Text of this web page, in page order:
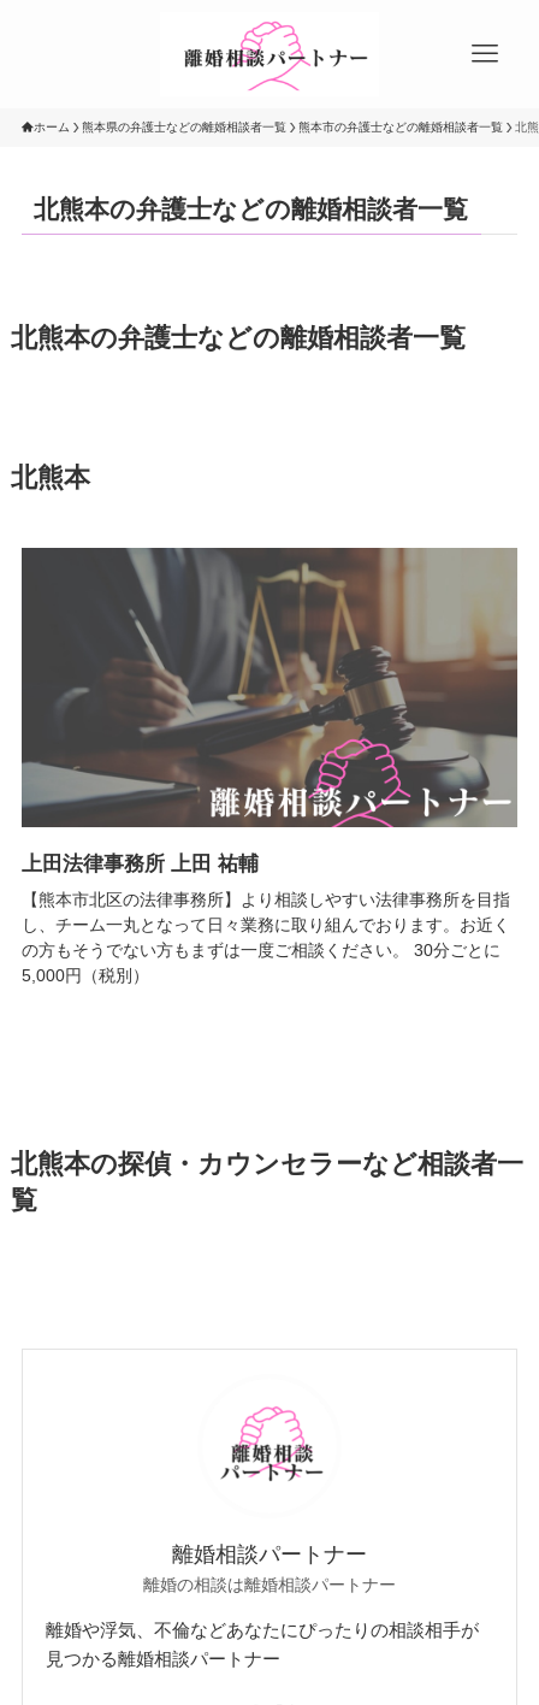
ホーム 熊本県の弁護士などの離婚相談者一覧 熊本市の弁護士などの離婚相談者一覧 北
北熊本の弁護士などの離婚相談者一覧
北熊本の弁護士などの離婚相談者一覧
北熊本
上田法律事務所 上田 祐輔
【熊本市北区の法律事務所】より相談しやすい法律事務所を目指
し、チーム一丸となって日々業務に取り組んでおります。お近く
の方もそうでない方もまずは一度ご相談ください。 30分ごとに
5,000円（税別）
北熊本の探偵・カウンセラーなど相談者一
覧
離婚相談パートナー
離婚の相談は離婚相談パートナー
離婚や浮気、不倫などあなたにぴったりの相談相手が
見つかる離婚相談パートナー